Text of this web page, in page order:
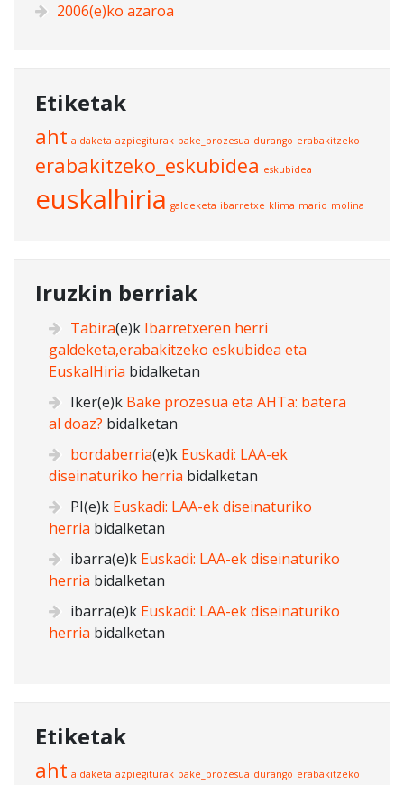
2006(e)ko azaroa
Etiketak
aht aldaketa azpiegiturak bake_prozesua durango erabakitzeko
erabakitzeko_eskubidea eskubidea
euskalhiria galdeketa ibarretxe klima mario molina
Iruzkin berriak
Tabira(e)k Ibarretxeren herri
galdeketa,erabakitzeko eskubidea eta
EuskalHiria bidalketan
Iker(e)k Bake prozesua eta AHTa: batera
al doaz? bidalketan
bordaberria(e)k Euskadi: LAA-ek
diseinaturiko herria bidalketan
PI(e)k Euskadi: LAA-ek diseinaturiko
herria bidalketan
ibarra(e)k Euskadi: LAA-ek diseinaturiko
herria bidalketan
ibarra(e)k Euskadi: LAA-ek diseinaturiko
herria bidalketan
Etiketak
aht aldaketa azpiegiturak bake_prozesua durango erabakitzeko